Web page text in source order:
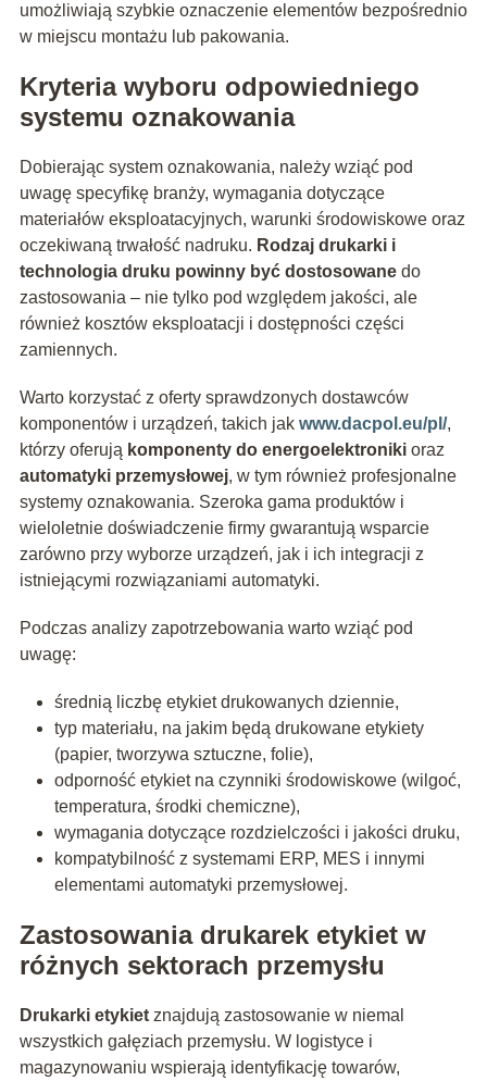
umożliwiają szybkie oznaczenie elementów bezpośrednio
w miejscu montażu lub pakowania.
Kryteria wyboru odpowiedniego
systemu oznakowania
Dobierając system oznakowania, należy wziąć pod
uwagę specyfikę branży, wymagania dotyczące
materiałów eksploatacyjnych, warunki środowiskowe oraz
oczekiwaną trwałość nadruku. Rodzaj drukarki i
technologia druku powinny być dostosowanedo
zastosowania – nie tylko pod względem jakości, ale
również kosztów eksploatacji i dostępności części
zamiennych.
Warto korzystać z oferty sprawdzonych dostawców
komponentów i urządzeń, takich jak www.dacpol.eu/pl/,
którzy oferują komponenty do energoelektronikioraz
automatyki przemysłowej, w tym również profesjonalne
systemy oznakowania. Szeroka gama produktów i
wieloletnie doświadczenie firmy gwarantują wsparcie
zarówno przy wyborze urządzeń, jak i ich integracji z
istniejącymi rozwiązaniami automatyki.
Podczas analizy zapotrzebowania warto wziąć pod
uwagę:
średnią liczbę etykiet drukowanych dziennie,
typ materiału, na jakim będą drukowane etykiety
(papier, tworzywa sztuczne, folie),
odporność etykiet na czynniki środowiskowe (wilgoć,
temperatura, środki chemiczne),
wymagania dotyczące rozdzielczości i jakości druku,
kompatybilność z systemami ERP, MES i innymi
elementami automatyki przemysłowej.
Zastosowania drukarek etykiet w
różnych sektorach przemysłu
Drukarki etykietznajdują zastosowanie w niemal
wszystkich gałęziach przemysłu. W logistyce i
magazynowaniu wspierają identyfikację towarów,